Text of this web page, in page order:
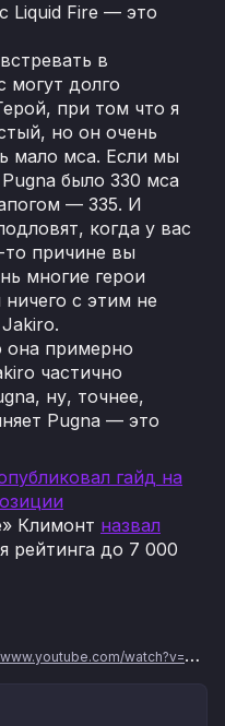
Liquid Fire — это
в
могут долго
при том что я
но он очень
мало мса. Если мы
было 330 мса
— 335. И
когда у вас
то причине вы
многие герои
с этим не
она примерно
частично
ну, точнее,
Pugna — это
гайд на
Климонт назвал
рейтинга до 7 000
watch?v=yZ6e92b29OY